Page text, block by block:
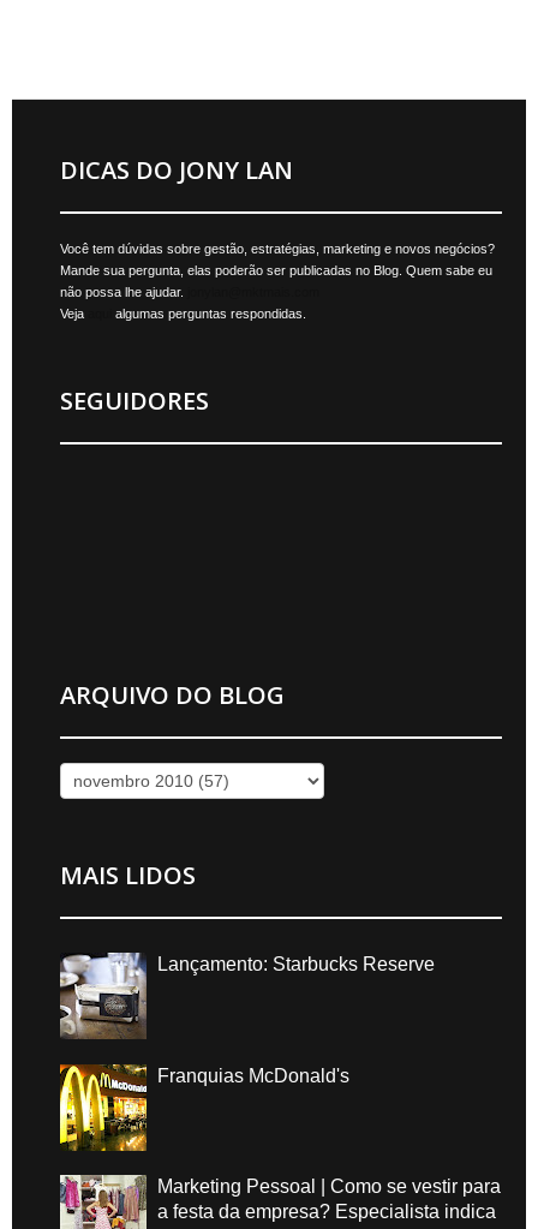
DICAS DO JONY LAN
Você tem dúvidas sobre gestão, estratégias, marketing e novos negócios?
Mande sua pergunta, elas poderão ser publicadas no Blog. Quem sabe eu
não possa lhe ajudar.
Veja
algumas perguntas respondidas.
SEGUIDORES
ARQUIVO DO BLOG
MAIS LIDOS
Lançamento: Starbucks Reserve
Franquias McDonald's
Marketing Pessoal | Como se vestir para
a festa da empresa? Especialista indica